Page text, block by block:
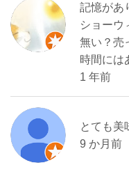
記憶があ
ショーウ
無い？売
時間には
1 年前
とても美
9 か月前